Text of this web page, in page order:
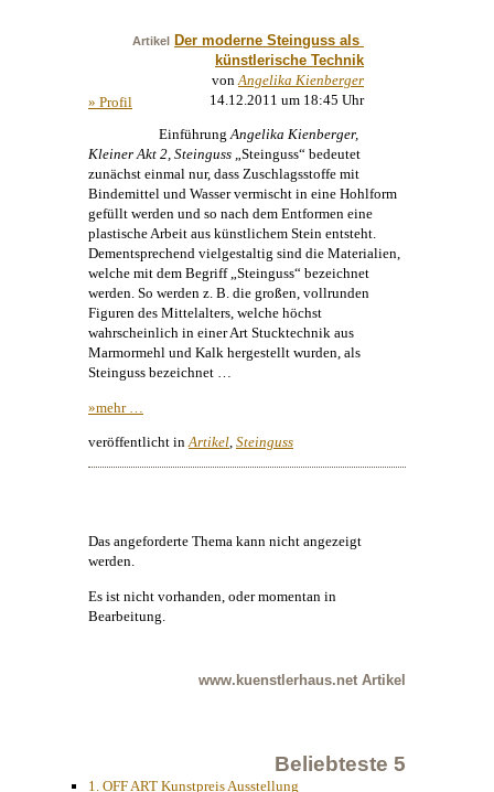
Artikel Der moderne Steinguss als
künstlerische Technik
von Angelika Kienberger
» Profil
14.12.2011 um 18:45 Uhr
EinführungAngelika Kienberger,
Kleiner Akt 2, Steinguss „Steinguss“ bedeutet
zunächst einmal nur, dass Zuschlagsstoffe mit
Bindemittel und Wasser vermischt in eine Hohlform
gefüllt werden und so nach dem Entformen eine
plastische Arbeit aus künstlichem Stein entsteht.
Dementsprechend vielgestaltig sind die Materialien,
welche mit dem Begriff „Steinguss“ bezeichnet
werden. So werden z. B. die großen, vollrunden
Figuren des Mittelalters, welche höchst
wahrscheinlich in einer Art Stucktechnik aus
Marmormehl und Kalk hergestellt wurden, als
Steinguss bezeichnet …
»mehr …
veröffentlicht in Artikel Steinguss
Das angeforderte Thema kann nicht angezeigt
werden.
Es ist nicht vorhanden, oder momentan in
Bearbeitung.
www.kuenstlerhaus.net Artikel
Beliebteste 5
1. OFF ART Kunstpreis Ausstellung